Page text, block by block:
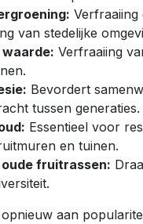
Verfraaiing
van stedelijke
Verfraaiing
Bevordert
tussen generaties.
Essentieel voor
en tuinen.
fruitrassen:
aan